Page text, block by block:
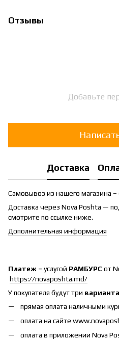
Отзывы
Добавьте
Доставка
Самовывоз из нашего магазина –
Доставка через Nova Poshta —
смотрите по ссылке ниже.
Дополнительная информация
Платеж – услугой РАМБУРС от
https://novaposhta.md/
У покупателя будут три
прямая оплата наличными
оплата на сайте
оплата в приложении Nova